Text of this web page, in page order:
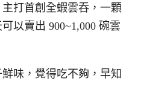
打首創全蝦雲吞，一顆
以賣出 900~1,000 碗雲
味，覺得吃不夠，早知